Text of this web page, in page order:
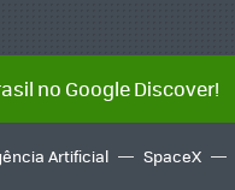
no Google Discover!
Artificial SpaceX